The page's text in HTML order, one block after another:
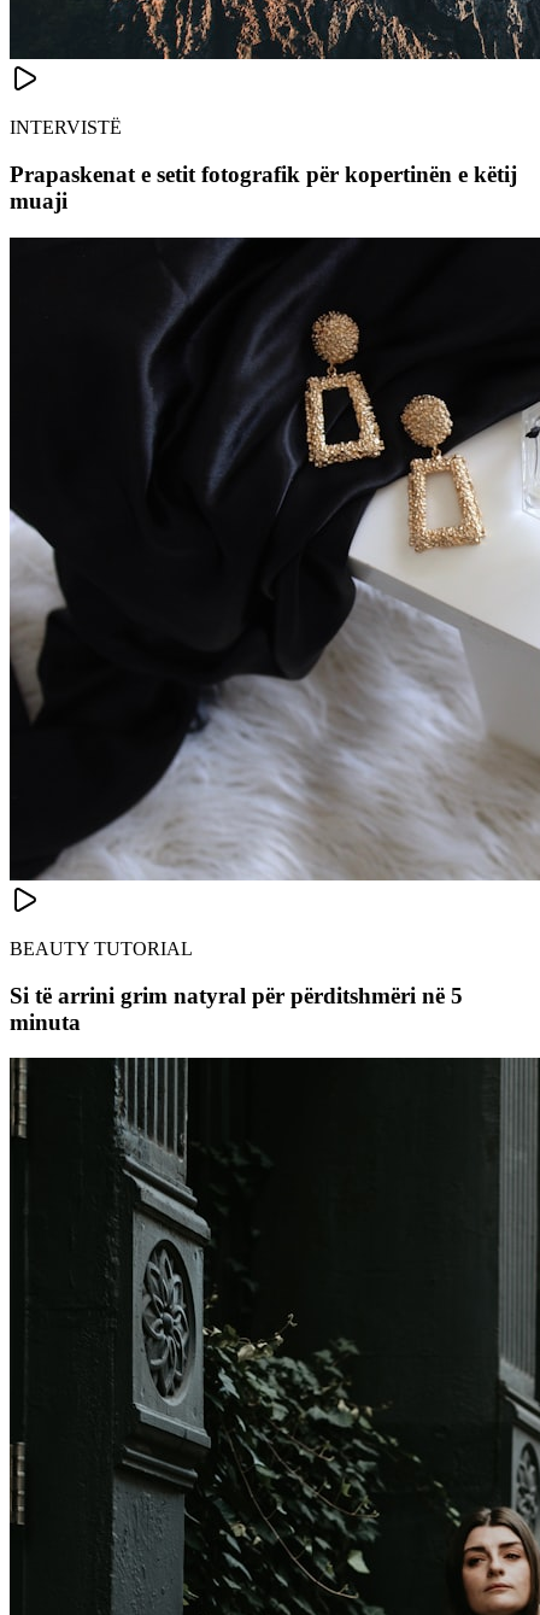
INTERVISTË
Prapaskenat e setit fotografik për kopertinën e këtij
muaji
BEAUTY TUTORIAL
Si të arrini grim natyral për përditshmëri në 5
minuta